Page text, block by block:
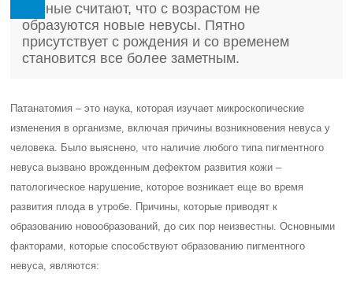
Ученые считают, что с возрастом не
образуются новые невусы. Пятно
присутствует с рождения и со временем
становится все более заметным.
Патанатомия – это наука, которая изучает микроскопические
изменения в организме, включая причины возникновения невуса у
человека. Было выяснено, что наличие любого типа пигментного
невуса вызвано врожденным дефектом развития кожи –
патологическое нарушение, которое возникает еще во время
развития плода в утробе. Причины, которые приводят к
образованию новообразований, до сих пор неизвестны. Основными
факторами, которые способствуют образованию пигментного
невуса, являются: